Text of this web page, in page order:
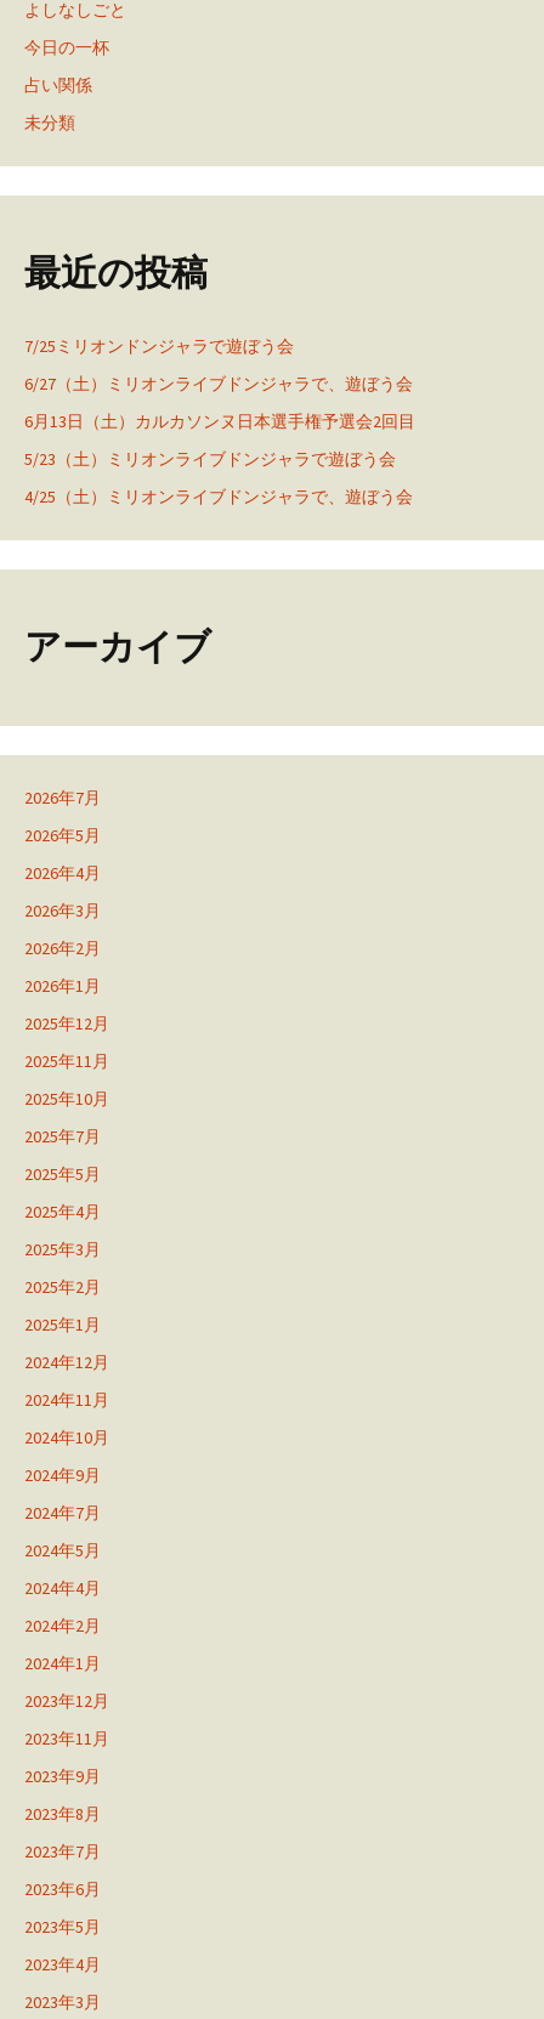
よしなしごと
今日の一杯
占い関係
未分類
最近の投稿
7/25ミリオンドンジャラで遊ぼう会
6/27（土）ミリオンライブドンジャラで、遊ぼう会
6月13日（土）カルカソンヌ日本選手権予選会2回目
5/23（土）ミリオンライブドンジャラで遊ぼう会
4/25（土）ミリオンライブドンジャラで、遊ぼう会
アーカイブ
2026年7月
2026年5月
2026年4月
2026年3月
2026年2月
2026年1月
2025年12月
2025年11月
2025年10月
2025年7月
2025年5月
2025年4月
2025年3月
2025年2月
2025年1月
2024年12月
2024年11月
2024年10月
2024年9月
2024年7月
2024年5月
2024年4月
2024年2月
2024年1月
2023年12月
2023年11月
2023年9月
2023年8月
2023年7月
2023年6月
2023年5月
2023年4月
2023年3月